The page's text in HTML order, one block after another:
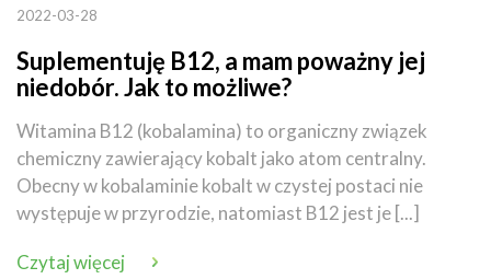
2022-03-28
Suplementuję B12, a mam poważny jej
niedobór. Jak to możliwe?
Witamina B12 (kobalamina) to organiczny związek
chemiczny zawierający kobalt jako atom centralny.
Obecny w kobalaminie kobalt w czystej postaci nie
występuje w przyrodzie, natomiast B12 jest je [...]
Czytaj więcej